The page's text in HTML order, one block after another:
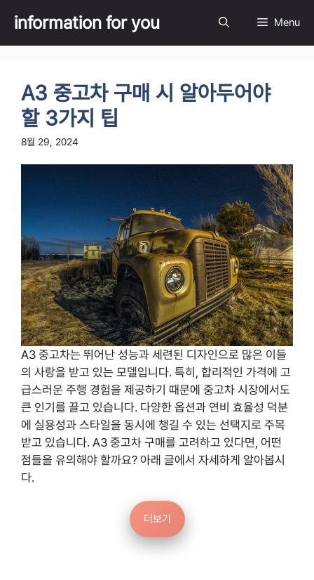
content
information for you Menu
A3 중고차 구매 시 알아두어야
할 3가지 팁
8월 29, 2024
A3 중고차는 뛰어난 성능과 세련된 디자인으로 많은 이들
의 사랑을 받고 있는 모델입니다. 특히, 합리적인 가격에 고
급스러운 주행 경험을 제공하기 때문에 중고차 시장에서도
큰 인기를 끌고 있습니다. 다양한 옵션과 연비 효율성 덕분
에 실용성과 스타일을 동시에 챙길 수 있는 선택지로 주목
받고 있습니다. A3 중고차 구매를 고려하고 있다면, 어떤
점들을 유의해야 할까요? 아래 글에서 자세하게 알아봅시
다.
더보기